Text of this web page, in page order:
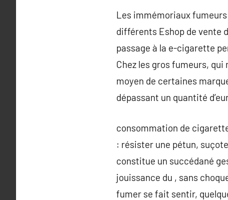
Les immémoriaux
différents Eshop de vente
passage à la e-cigarette
Chez les gros fumeurs, qui
moyen de certaines
dépassant un quantité
consommation de
: résister une pétun,
constitue un succédané
jouissance du , sans
fumer se fait sentir,